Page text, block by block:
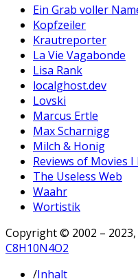
Ein Grab voller
Kopfzeiler
Krautreporter
La Vie Vagabonde
Lisa Rank
localghost.dev
Lovski
Marcus Ertle
Max Scharnigg
Milch & Honig
Reviews of Movies I
The Useless Web
Waahr
Wortistik
Copyright © 2002 –
C8H10N4O2
/Inhalt